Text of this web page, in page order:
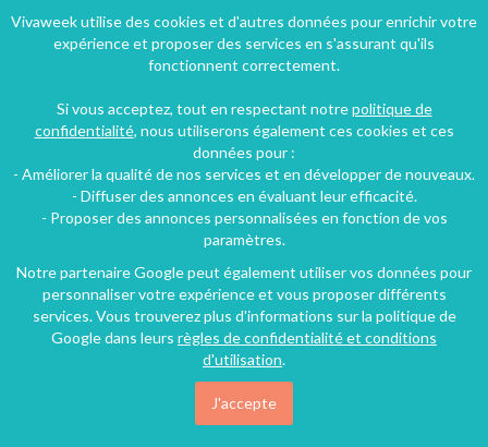
Vivaweek utilise des cookies et d'autres données pour enrichir votre
expérience et proposer des services en s'assurant qu'ils
fonctionnent correctement.
Si vous acceptez, tout en respectant notrepolitique de
confidentialité, nous utiliserons également ces cookies et ces
données pour :
- Améliorer la qualité de nos services et en développer de nouveaux.
- Diffuser des annonces en évaluant leur efficacité.
- Proposer des annonces personnalisées en fonction de vos
paramètres.
Notre partenaire Google peut également utiliser vos données pour
personnaliser votre expérience et vous proposer différents
services. Vous trouverez plus d'informations sur la politique de
Google dans leurs règles de confidentialité et conditions
d'utilisation.
J'accepte